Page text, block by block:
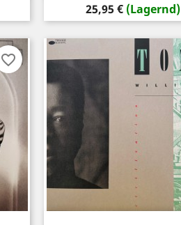
Preis
25,95 € (Lagernd)
favorite_border